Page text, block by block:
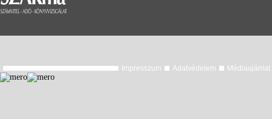
Impresszum Adatvédelem Médiaajánlat